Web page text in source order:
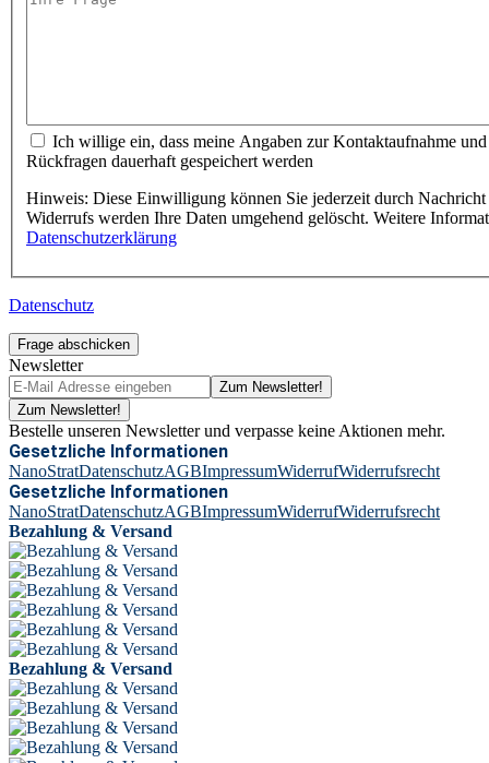
Ich willige ein, dass meine Angaben zur Kontaktaufnahme
Rückfragen dauerhaft gespeichert werden
Hinweis: Diese Einwilligung können Sie jederzeit durch
Widerrufs werden Ihre Daten umgehend gelöscht. Weitere
Datenschutzerklärung
Datenschutz
Frage abschicken
Newsletter
Zum Newsletter!
Zum Newsletter!
Bestelle unseren Newsletter und verpasse keine Aktionen mehr.
Gesetzliche Informationen
NanoStratDatenschutzAGBImpressumWiderrufWiderrufsrecht
Gesetzliche Informationen
NanoStratDatenschutzAGBImpressumWiderrufWiderrufsrecht
Bezahlung & Versand
Bezahlung & Versand